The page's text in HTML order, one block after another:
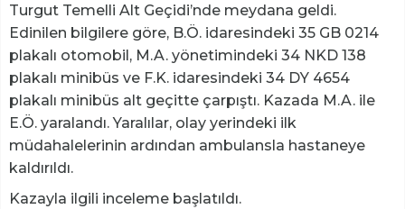
Turgut Temelli Alt Geçidi’nde meydana geldi.
Edinilen bilgilere göre, B.Ö. idaresindeki 35 GB 0214
plakalı otomobil, M.A. yönetimindeki 34 NKD 138
plakalı minibüs ve F.K. idaresindeki 34 DY 4654
plakalı minibüs alt geçitte çarpıştı. Kazada M.A. ile
E.Ö. yaralandı. Yaralılar, olay yerindeki ilk
müdahalelerinin ardından ambulansla hastaneye
kaldırıldı.
Kazayla ilgili inceleme başlatıldı.